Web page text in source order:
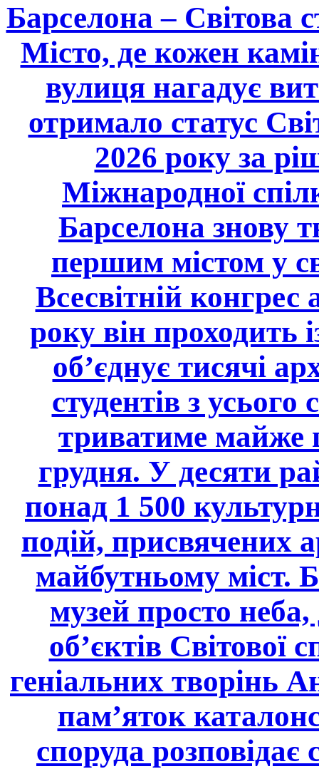
Барселона – Світова
Місто, де кожен
вулиця нагадує
отримало статус
2026 року за
Міжнародної
Барселона знову
першим містом у
Всесвітній
року він проходить
об’єднує тисячі
студентів з усього
триватиме майже
грудня. У десяти
понад 1 500
подій, присвячених
майбутньому міст.
музей просто
об’єктів
геніальних творінь
пам’яток
споруда